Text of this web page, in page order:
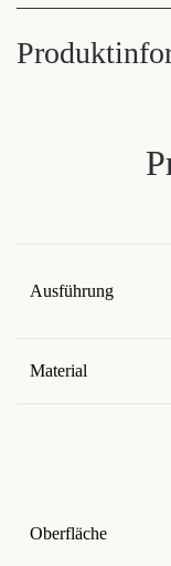
Ausführung
Material
Oberfläche